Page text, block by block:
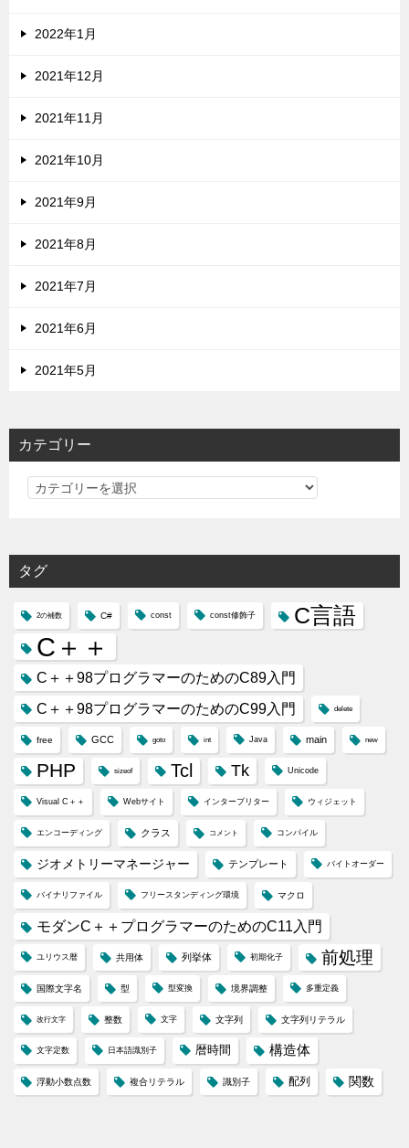
2022年1月
2021年12月
2021年11月
2021年10月
2021年9月
2021年8月
2021年7月
2021年6月
2021年5月
カテゴリー
カ
リ
ー
タグ
2の補数 C# const const修飾子 C言語
C＋＋
C＋＋98プログラマーのためのC89入門
C＋＋98プログラマーのためのC99入門
delete
free GCC goto int Java main new
PHP sizeof Tcl Tk Unicode
Visual C＋＋ Webサイト インタープリター ウィジェット
エンコーディング クラス コメント コンパイル
ジオメトリーマネージャー テンプレート バイトオーダー
バイナリファイル フリースタンディング環境 マクロ
モダンC＋＋プログラマーのためのC11入門
ユリウス暦 共用体 列挙体 初期化子 前処理
国際文字名 型 型変換 境界調整 多重定義
改行文字 整数 文字 文字列 文字列リテラル
文字定数 日本語識別子 暦時間 構造体
浮動小数点数 複合リテラル 識別子 配列 関数